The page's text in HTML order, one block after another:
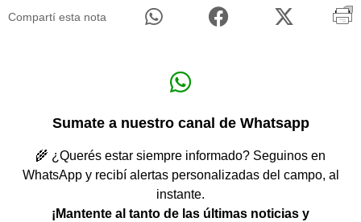
Compartí esta nota
Sumate a nuestro canal de Whatsapp
🌾 ¿Querés estar siempre informado? Seguinos en
WhatsApp y recibí alertas personalizadas del campo, al
instante.
¡Mantente al tanto de las últimas noticias y